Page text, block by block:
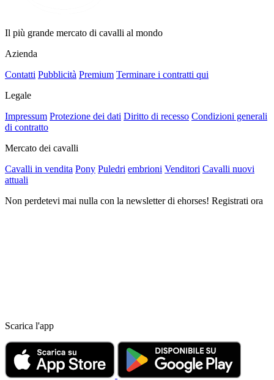
Il più grande mercato di cavalli al mondo
Azienda
Contatti Pubblicità Premium Terminare i contratti qui
Legale
Impressum Protezione dei dati Diritto di recesso Condizioni generali
di contratto
Mercato dei cavalli
Cavalli in vendita Pony Puledri embrioni Venditori Cavalli nuovi
attuali
Non perdetevi mai nulla con la newsletter di ehorses! Registrati ora
Scarica l'app